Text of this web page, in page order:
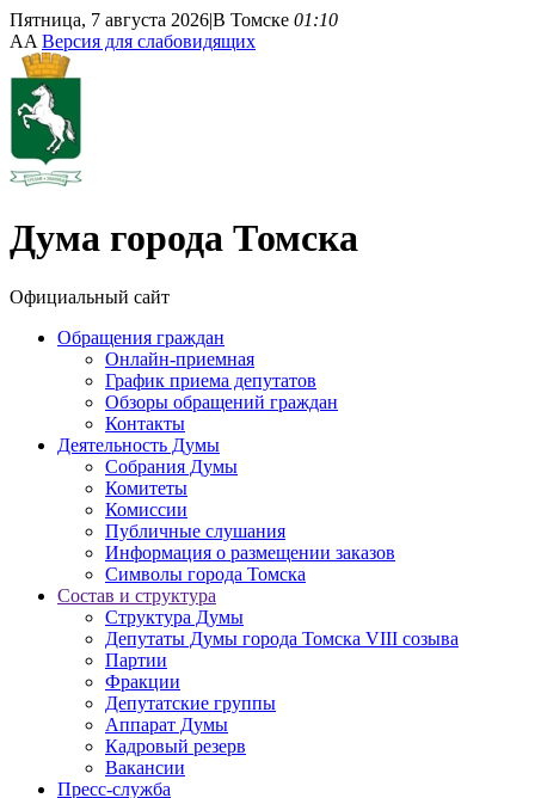
Пятница, 7 августа 2026|В Томске 01:10
AA Версия для слабовидящих
Дума города Томска
Официальный сайт
Обращения граждан
Онлайн-приемная
График приема депутатов
Обзоры обращений граждан
Контакты
Деятельность Думы
Собрания Думы
Комитеты
Комиссии
Публичные слушания
Информация о размещении заказов
Символы города Томска
Состав и структура
Структура Думы
Депутаты Думы города Томска VIII созыва
Партии
Фракции
Депутатские группы
Аппарат Думы
Кадровый резерв
Вакансии
Пресс-служба